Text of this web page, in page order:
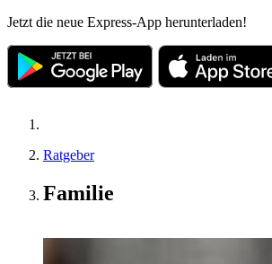
Jetzt die neue Express-App herunterladen!
Ratgeber
Familie